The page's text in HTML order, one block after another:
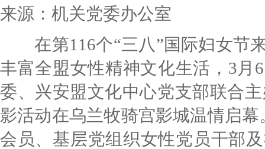
来源：机关党委办公室
在第116个“三八”国际妇女节
丰富全盟女性精神文化生活，3月
委、兴安盟文化中心党支部联合
影活动在乌兰牧骑宫影城温情启
会员、基层党组织女性党员干部